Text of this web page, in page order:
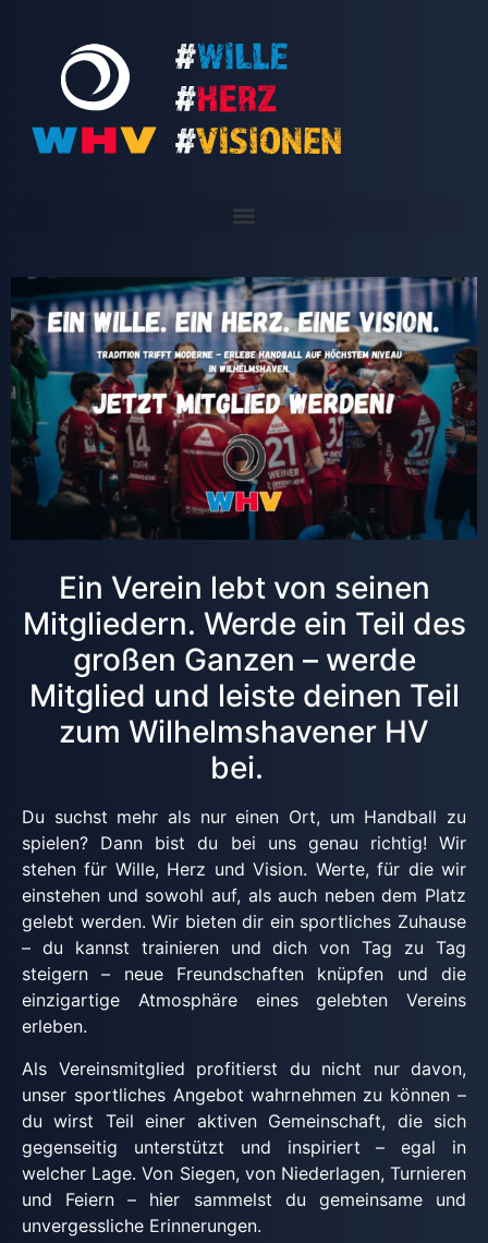
Ein Verein lebt von seinen
Mitgliedern. Werde ein Teil des
großen Ganzen – werde
Mitglied und leiste deinen Teil
zum Wilhelmshavener HV
bei.
Du suchst mehr als nur einen Ort, um Handball zu
spielen? Dann bist du bei uns genau richtig! Wir
stehen für Wille, Herz und Vision. Werte, für die wir
einstehen und sowohl auf, als auch neben dem Platz
gelebt werden. Wir bieten dir ein sportliches Zuhause
– du kannst trainieren und dich von Tag zu Tag
steigern – neue Freundschaften knüpfen und die
einzigartige Atmosphäre eines gelebten Vereins
erleben.
Als Vereinsmitglied profitierst du nicht nur davon,
unser sportliches Angebot wahrnehmen zu können –
du wirst Teil einer aktiven Gemeinschaft, die sich
gegenseitig unterstützt und inspiriert – egal in
welcher Lage. Von Siegen, von Niederlagen, Turnieren
und Feiern – hier sammelst du gemeinsame und
unvergessliche Erinnerungen.